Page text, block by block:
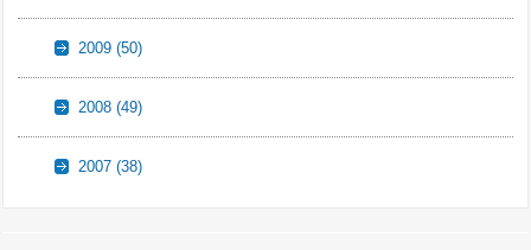
2009(50)
2008(49)
2007(38)